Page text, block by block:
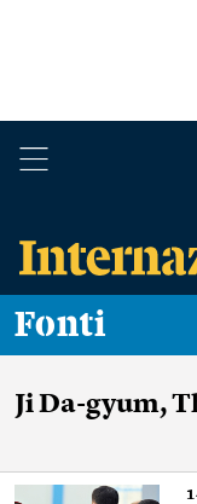
Fonti
Ji Da-gyum,